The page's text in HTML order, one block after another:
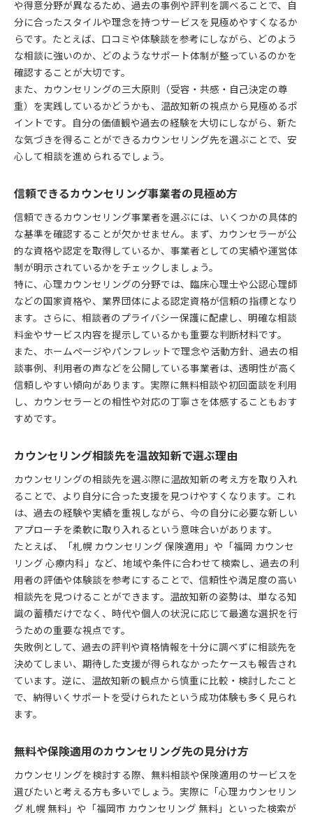
や得意分野が異なるため、過去の事例や評判を調べることで、自
分に合ったスタイルや理念を持つサービスを見極めやすくなるか
らです。たとえば、口コミや体験談を参考にしながら、どのよう
な相談に強いのか、どのようなサポート体制が整っているのかを
確認することが大切です。
また、カウンセリングの三大原則（受容・共感・自己決定の尊
重）を実践しているかどうかも、温故知新の視点から見極めるポ
イントです。自分の価値観や過去の経験を大切にしながら、新た
な気づきを得ることができるカウンセリング先を選ぶことで、安
心して相談を進められるでしょう。
信頼できるカウンセリング事業者の見極め方
信頼できるカウンセリング事業者を選ぶには、いくつかの具体的
な基準を確認することが欠かせません。まず、カウンセラーが公
的な資格や認定を取得しているか、事業者としての実績や運営体
制が明示されているかをチェックしましょう。
特に、心理カウンセリングの分野では、臨床心理士や公認心理師
などの国家資格や、業界団体による認定資格が信頼の指標となり
ます。さらに、相談者のプライバシー保護に配慮し、明確な相談
料金やサービス内容を提示しているかも重要な判断材料です。
また、ホームページやパンフレットで理念や活動方針、過去の相
談事例、利用者の声などを公開している事業者は、透明性が高く
信頼しやすい傾向があります。実際に無料相談や初回面談を利用
し、カウンセラーとの相性や対応の丁寧さを体感することもおす
すめです。
カウンセリング相談先を温故知新で選ぶ理由
カウンセリングの相談先を選ぶ際に温故知新の考え方を取り入れ
ることで、より自分に合った支援を見つけやすくなります。これ
は、過去の経験や実績を重視しながら、今の自分に必要な新しい
アプローチを柔軟に取り入れるという意味合いがあります。
たとえば、「札幌 カウンセリング 保険適用」や「福岡 カウンセ
リング 心療内科」など、地域や条件に合わせて検索し、過去の利
用者の評価や体験談を参考にすることで、信頼性や満足度の高い
相談先を見つけることができます。温故知新の姿勢は、単なる知
識の蓄積だけでなく、時代や個人の状況に応じて最適な選択を行
うための重要な視点です。
失敗例として、過去の評判や資格情報を十分に調べずに相談先を
決めてしまい、期待した支援が得られなかったケースも報告され
ています。逆に、温故知新の観点から慎重に比較・検討したこと
で、納得いくサポートを受けられたという成功体験も多く見られ
ます。
無料や保険適用のカウンセリング先の見分け方
カウンセリングを検討する際、無料相談や保険適用のサービスを
選びたいと考える方も多いでしょう。実際に「心理カウンセリン
グ 札幌 無料」や「福岡市 カウンセリング 無料」といった検索が